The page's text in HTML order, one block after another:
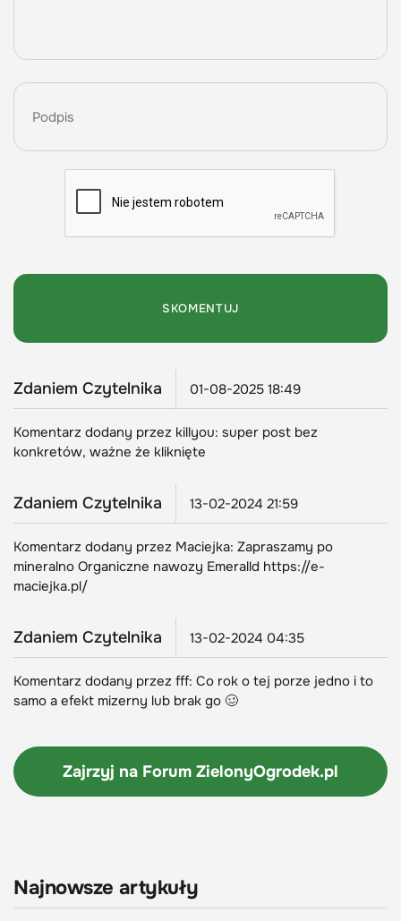
Zdaniem Czytelnika 01-08-2025 18:49
Komentarz dodany przez killyou: super post bez
konkretów, ważne że kliknięte
Zdaniem Czytelnika 13-02-2024 21:59
Komentarz dodany przez Maciejka: Zapraszamy po
mineralno Organiczne nawozy Emeralld https://e-
maciejka.pl/
Zdaniem Czytelnika 13-02-2024 04:35
Komentarz dodany przez fff: Co rok o tej porze jedno i to
samo a efekt mizerny lub brak go 🥴
Zajrzyj na Forum ZielonyOgrodek.pl
Najnowsze artykuły